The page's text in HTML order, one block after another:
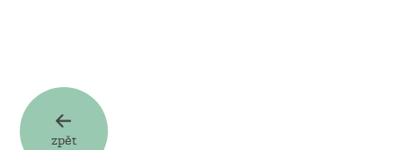
zpět